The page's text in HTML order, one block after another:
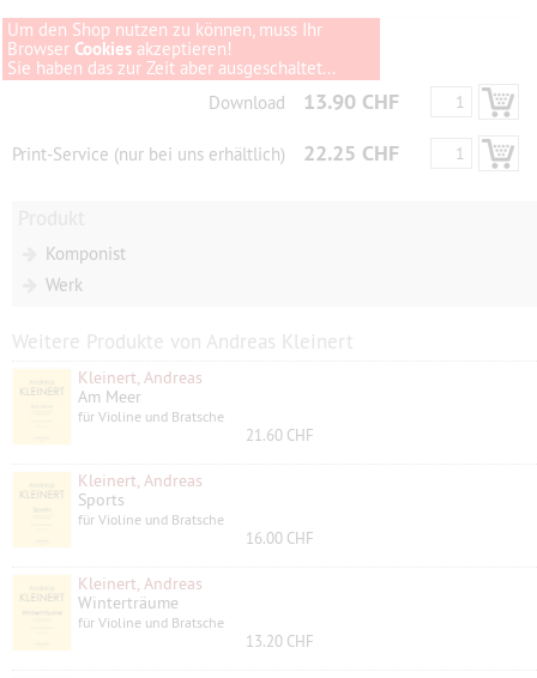
Um den Shop nutzen zu können, muss Ihr
Browser Cookies akzeptieren!
Sie haben das zur Zeit aber ausgeschaltet...
Download
13.90 CHF
Print-Service (nur bei uns erhältlich) 22.25 CHF
Komponist
Werk
Weitere Produkte von Andreas Kleinert
Kleinert, Andreas
Am Meer
für Violine und Bratsche
21.60 CHF
Kleinert, Andreas
Sports
für Violine und Bratsche
16.00 CHF
Kleinert, Andreas
Winterträume
für Violine und Bratsche
13.20 CHF